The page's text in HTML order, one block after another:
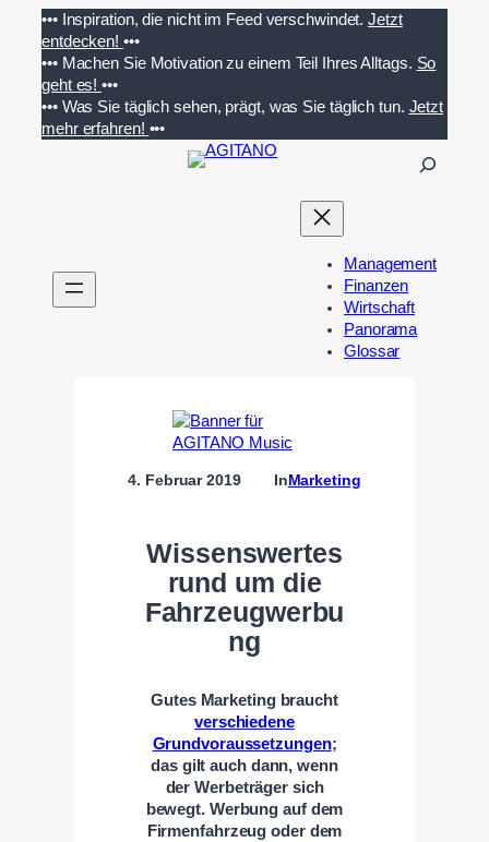
Inhalt
springen
••• Inspiration, die nicht im Feed verschwindet. Jetzt
entdecken! •••
••• Machen Sie Motivation zu einem Teil Ihres Alltags. So
geht es!•••
••• Was Sie täglich sehen, prägt, was Sie täglich tun. Jetzt
mehr erfahren! •••
n
Management
Finanzen
Wirtschaft
Panorama
Glossar
4. Februar 2019 InMarketing
Wissenswertes
rund um die
Fahrzeugwerbu
ng
Gutes Marketing braucht
verschiedene
Grundvoraussetzungen;
das gilt auch dann, wenn
der Werbeträger sich
bewegt. Werbung auf dem
Firmenfahrzeug oder dem